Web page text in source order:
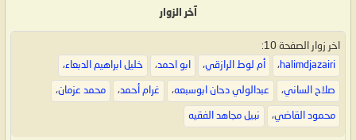
آخر الزوار
اخر زوار الصفحة 10:
halimdjazairi، أم لوط الرازقي، ابو احمد، خليل ابراهيم الدبعاء،
صلاح الساني، عبدالولي دحان ابوسبعه، غرام أحمد، محمد عزمان،
محمود القاضي، نبيل مجاهد الفقيه